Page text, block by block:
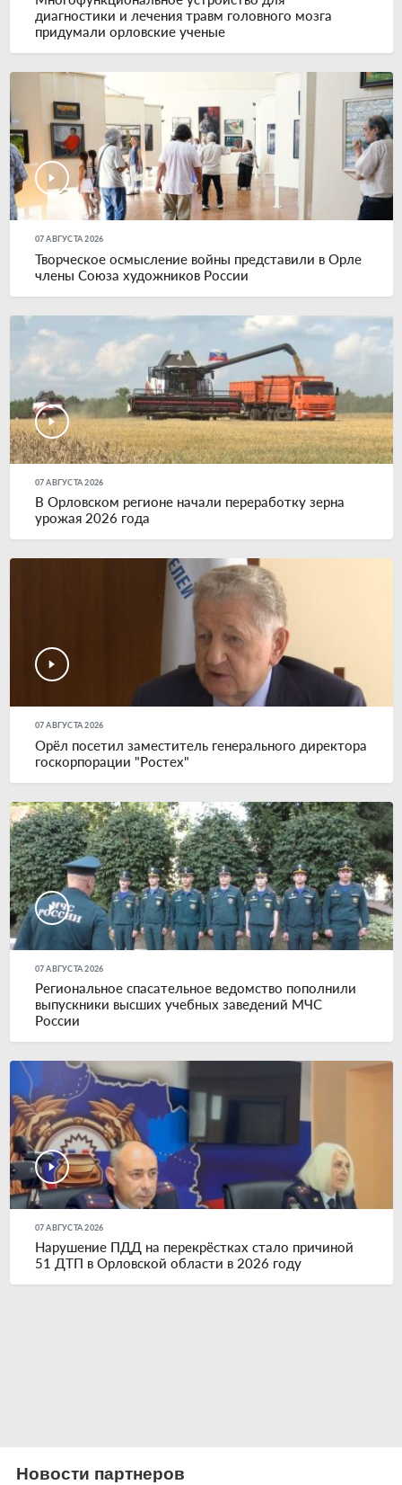
диагностики и лечения травм головного мозга
придумали орловские ученые
07 АВГУСТА 2026
Творческое осмысление войны представили в Орле
члены Союза художников России
07 АВГУСТА 2026
В Орловском регионе начали переработку зерна
урожая 2026 года
07 АВГУСТА 2026
Орёл посетил заместитель генерального директора
госкорпорации "Ростех"
07 АВГУСТА 2026
Региональное спасательное ведомство пополнили
выпускники высших учебных заведений МЧС
России
07 АВГУСТА 2026
Нарушение ПДД на перекрёстках стало причиной
51 ДТП в Орловской области в 2026 году
Новости партнеров